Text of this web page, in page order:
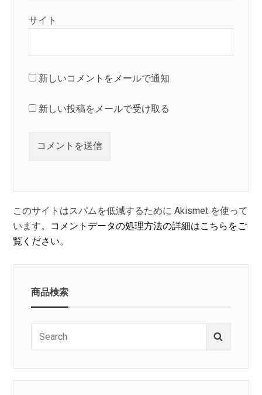
サイト
新しいコメントをメールで通知
新しい投稿をメールで受け取る
このサイトはスパムを低減するために Akismet を使って
います。 コメントデータの処理方法の詳細はこちらをご
覧ください。
商品検索